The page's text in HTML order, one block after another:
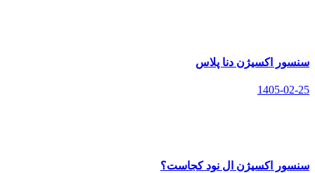
سنسور اکسیژن دنا پلاس
1405-02-25
سنسور اکسیژن ال نود کجاست؟